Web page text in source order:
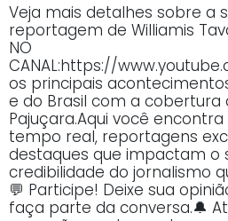
Veja mais detalhes sobre a
reportagem de Williamis
NO
CANAL:https://
os principais
e do Brasil com a cobertura
Pajuçara.Aqui você
tempo real, reportagens
destaques que impactam o
credibilidade do jornalismo
💬 Participe! Deixe sua
faça parte da conversa.🔔